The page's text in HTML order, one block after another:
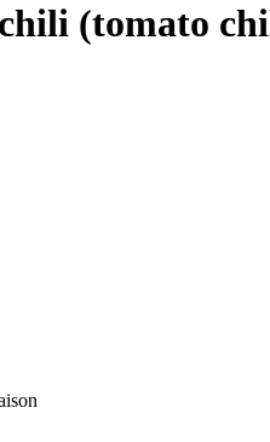
(tomato